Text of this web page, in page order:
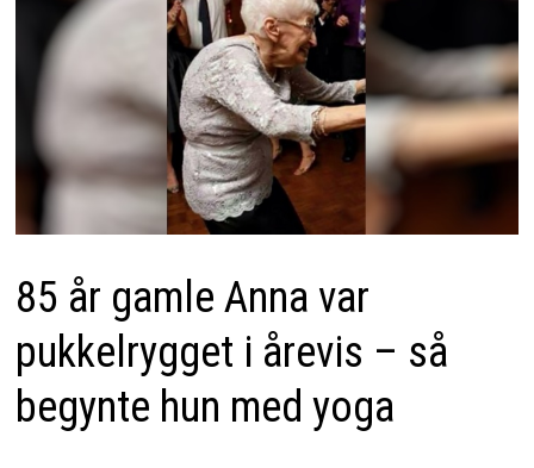
85 år gamle Anna var
pukkelrygget i årevis – så
begynte hun med yoga